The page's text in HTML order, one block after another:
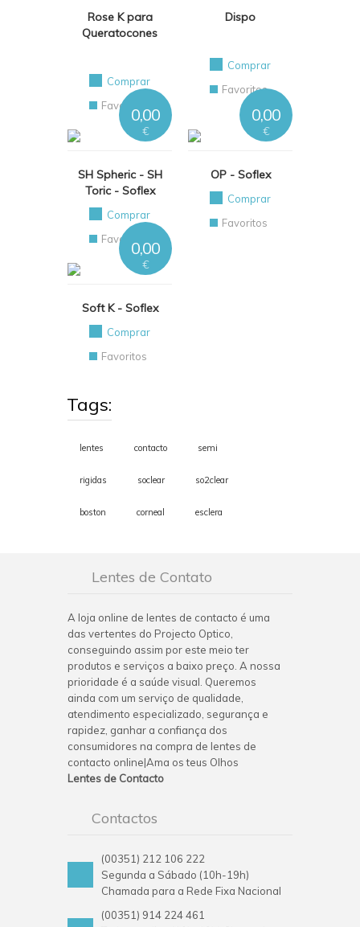
Rose K para
Queratocones
Comprar
Favoritos
Dispo
Comprar
Favoritos
SH Spheric - SH
Toric - Soflex
0,00
€
Comprar
Favoritos
OP - Soflex
0,00
€
Comprar
Favoritos
Soft K - Soflex
0,00
€
Comprar
Favoritos
Tags:
lentes contacto semi
rigidas soclear so2clear
boston corneal esclera
Lentes de Contato
A loja online de lentes de contacto é uma
das vertentes do Projecto Optico,
conseguindo assim por este meio ter
produtos e serviços a baixo preço. A nossa
prioridade é a saúde visual. Queremos
ainda com um serviço de qualidade,
atendimento especializado, segurança e
rapidez, ganhar a confiança dos
consumidores na compra de lentes de
contacto online|Ama os teus Olhos
Lentes de Contacto
Contactos
(00351) 212 106 222
Segunda a Sábado (10h-19h)
Chamada para a Rede Fixa Nacional
(00351) 914 224 461